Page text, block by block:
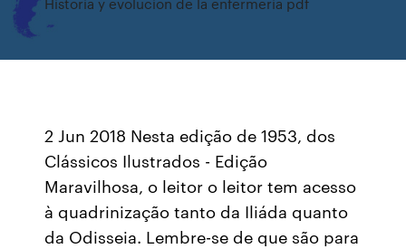
2 Jun 2018 Nesta edição de 1953, dos
Clássicos Ilustrados - Edição
Maravilhosa, o leitor o leitor tem acesso
à quadrinização tanto da Iliáda quanto
da Odisseia. Lembre-se de que são para